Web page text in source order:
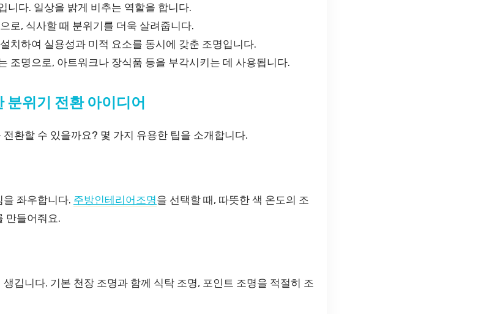
니다. 일상을 밝게 비추는 역할을 합니다.
로, 식사할 때 분위기를 더욱 살려줍니다.
치하여 실용성과 미적 요소를 동시에 갖춘 조명입니다.
조명으로, 아트워크나 장식품 등을 부각시키는 데 사용됩니다.
위기 전환 아이디어
환할 수 있을까요? 몇 가지 유용한 팁을 소개합니다.
좌우합니다. 주방인테리어조명을 선택할 때, 따뜻한 색 온도의 조
만들어줘요.
깁니다. 기본 천장 조명과 함께 식탁 조명, 포인트 조명을 적절히 조